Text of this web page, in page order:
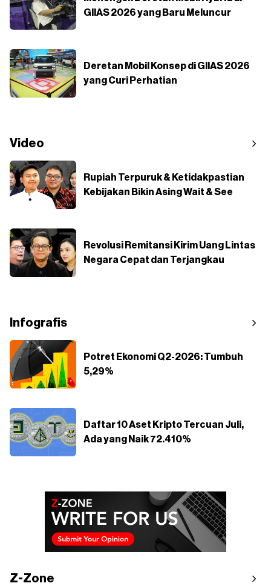
GIIAS 2026 yang Baru Meluncur
Deretan Mobil Konsep di GIIAS 2026
yang Curi Perhatian
Video
Rupiah Terpuruk & Ketidakpastian
Kebijakan Bikin Asing Wait & See
Revolusi Remitansi Kirim Uang Lintas
Negara Cepat dan Terjangkau
Infografis
Potret Ekonomi Q2-2026: Tumbuh
5,29%
Daftar 10 Aset Kripto Tercuan Juli,
Ada yang Naik 72.410%
Z-Zone